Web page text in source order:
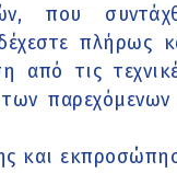
που
πλήρως
από τις
και